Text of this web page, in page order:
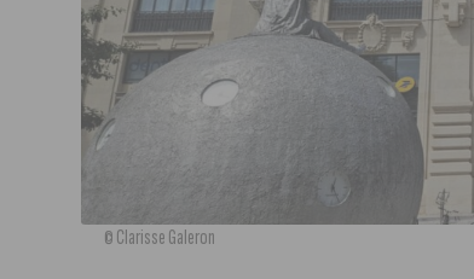
© Clarisse Galeron